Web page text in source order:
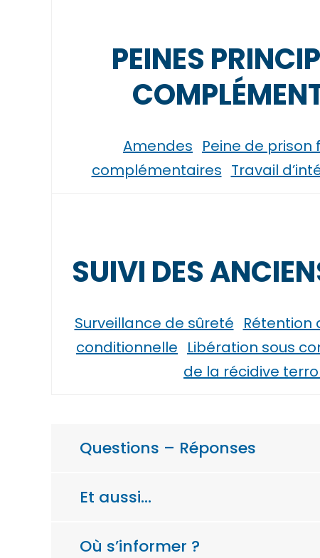
PEINES
Amendes Peine de prison
complémentaires Travail
SUIVI DES
Surveillance de sûreté Rétention
conditionnelle Libération sous
de la récidive
Questions – Réponses
Et aussi…
Où s’informer ?